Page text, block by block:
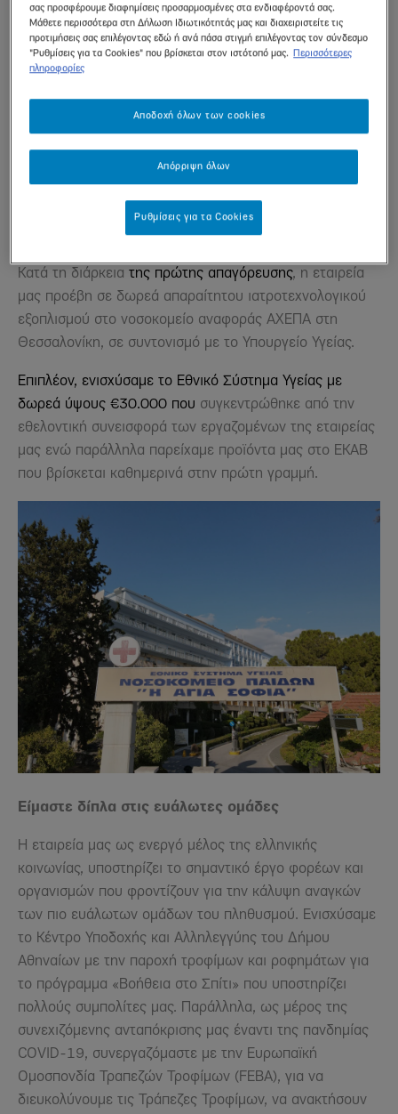
Παιδοκαρδιοχειρουργικό Κέντρο του Νοσοκομείου
Παίδων «Αγία Σοφία». Με τη δωρεά αυτή θα
δημιουργηθούν 3 νέες παιδιατρικές Μονάδες Εντατικής
3 υπάρχουσες, αφήνοντας μια μόνιμη παρακαταθήκη για
παιδιών, που αποτελούν το μέλλον και την πηγή
Πανεπιστημιακό Γενικό Νοσοκομείο Θεσσαλονίκης
Κατά τη διάρκεια της πρώτης απαγόρευσης, η εταιρεία
μας προέβη σε δωρεά απαραίτητου ιατροτεχνολογικού
εξοπλισμού στο νοσοκομείο αναφοράς ΑΧΕΠΑ στη
Θεσσαλονίκη, σε συντονισμό με το Υπουργείο Υγείας.
Επιπλέον, ενισχύσαμε το Εθνικό Σύστημα Υγείας με
δωρεά ύψους €30.000 που συγκεντρώθηκε από την
εθελοντική συνεισφορά των εργαζομένων της εταιρείας
μας ενώ παράλληλα παρείχαμε προϊόντα μας στο ΕΚΑΒ
που βρίσκεται καθημερινά στην πρώτη γραμμή.
Είμαστε δίπλα στις ευάλωτες ομάδες
Η εταιρεία μας ως ενεργό μέλος της ελληνικής
κοινωνίας, υποστηρίζει το σημαντικό έργο φορέων και
οργανισμών που φροντίζουν για την κάλυψη αναγκών
των πιο ευάλωτων ομάδων του πληθυσμού. Ενισχύσαμε
το Κέντρο Υποδοχής και Αλληλεγγύης του Δήμου
Αθηναίων με την παροχή τροφίμων και ροφημάτων για
το πρόγραμμα «Βοήθεια στο Σπίτι» που υποστηρίζει
πολλούς συμπολίτες μας.
Παράλληλα, ως μέρος της
συνεχιζόμενης ανταπόκρισης μας έναντι της πανδημίας
COVID-19, συνεργαζόμαστε με την Ευρωπαϊκή
Ομοσπονδία Τραπεζών Τροφίμων (FEBA), για να
διευκολύνουμε τις Τράπεζες Τροφίμων, να ανακτήσουν
σας προσφέρουμε διαφημίσεις προσαρμοσμένες στα ενδιαφέροντά σας.
Μάθετε περισσότερα στη Δήλωση Ιδιωτικότητάς μας και διαχειριστείτε τις
προτιμήσεις σας επιλέγοντας εδώ ή ανά πάσα στιγμή επιλέγοντας τον σύνδεσμο
"Ρυθμίσεις για τα Cookies" που βρίσκεται στον ιστότοπό μας.
Περισσότερες
πληροφορίες
Απόρριψη όλων
Αποδοχή όλων των cookies
Ρυθμίσεις για τα Cookies